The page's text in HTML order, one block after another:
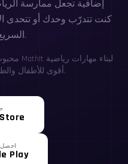
إضافية تجعل ممارسة
كنت تتدرّب وحدك أو تتحدى
السريع والصحيح.
أقوى للأطفال والطلاب والعائلات والبالغين.
Play